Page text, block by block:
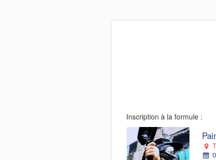
Inscription à la formule :